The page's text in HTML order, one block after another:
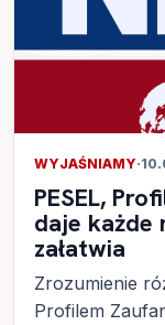
WYJAŚNIAMY·
PESEL,
daje każde
załatwia
Zrozumienie
Profilem